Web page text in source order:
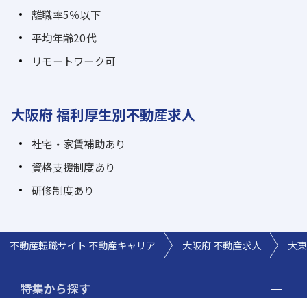
離職率5％以下
平均年齢20代
リモートワーク可
大阪府 福利厚生別不動産求人
社宅・家賃補助あり
資格支援制度あり
研修制度あり
不動産転職サイト 不動産キャリア 大阪府 不動産求人 大
特集から探す